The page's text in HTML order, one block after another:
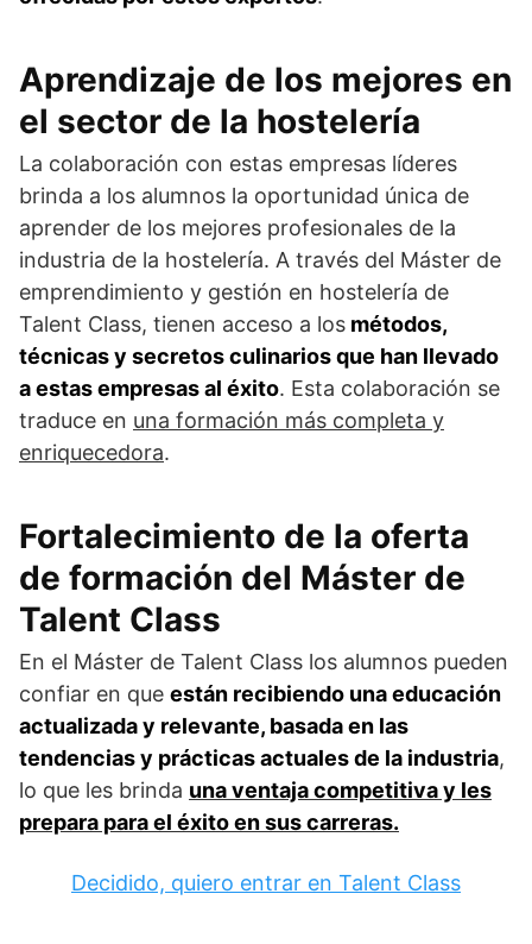
Aprendizaje de los mejores en
el sector de la hostelería
La colaboración con estas empresas líderes
brinda a los alumnos la oportunidad única de
aprender de los mejores profesionales de la
industria de la hostelería. A través del Máster de
emprendimiento y gestión en hostelería de
Talent Class, tienen acceso a los métodos,
técnicas y secretos culinarios que han llevado
a estas empresas al éxito. Esta colaboración se
traduce en una formación más completa y
enriquecedora.
Fortalecimiento de la oferta
de formación del Máster de
Talent Class
En el Máster de Talent Class los alumnos pueden
confiar en que están recibiendo una educación
actualizada y relevante, basada en las
tendencias y prácticas actuales de la industria,
lo que les brinda una ventaja competitiva y les
prepara para el éxito en sus carreras.
Decidido, quiero entrar en Talent Class